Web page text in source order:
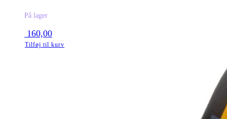
På lager
160,00
Tilføj til kurv